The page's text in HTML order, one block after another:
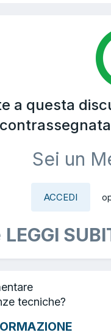
a questa
Sei un
ACCEDI
LEGGI
tecniche?